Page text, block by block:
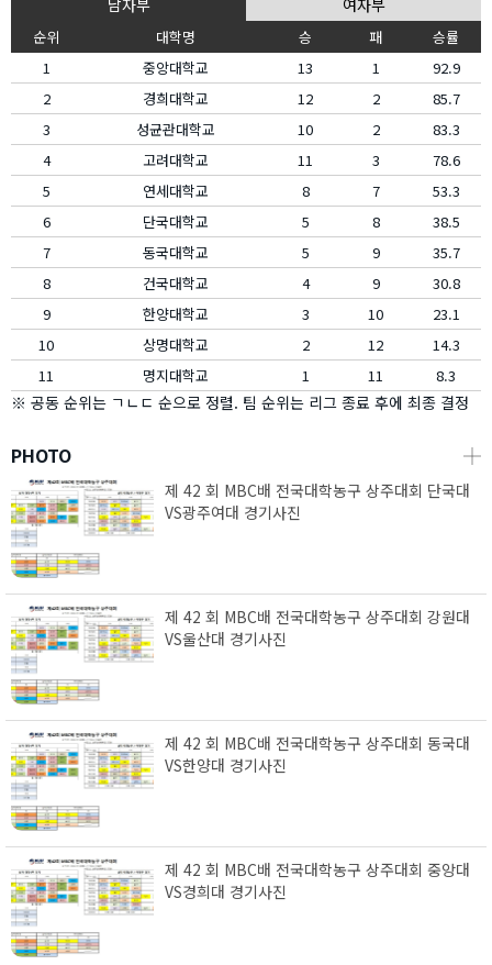
남자부 여자부
순위 대학명 승 패
승률
1
중앙대학교 13 1
92.9
2
경희대학교 12 2
85.7
3
성균관대학교 10 2
83.3
4
고려대학교 11 3
78.6
5
연세대학교 8 7
53.3
6
단국대학교 5 8
38.5
7
동국대학교 5 9
35.7
8
건국대학교 4 9
30.8
9
한양대학교 3 10
23.1
10
상명대학교 2 12
14.3
11
명지대학교 1 11 8.3
※ 공동 순위는 ㄱㄴㄷ 순으로 정렬. 팀 순위는 리그 종료 후에 최종 결정
PHOTO ┼
제 42 회 MBC배 전국대학농구 상주대회 단국대
VS광주여대 경기사진
제 42 회 MBC배 전국대학농구 상주대회 강원대
VS울산대 경기사진
제 42 회 MBC배 전국대학농구 상주대회 동국대
VS한양대 경기사진
제 42 회 MBC배 전국대학농구 상주대회 중앙대
VS경희대 경기사진